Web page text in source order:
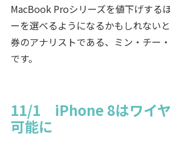
MacBook Proシリーズを値下げする
ーを選べるようになるかもしれない
券のアナリストである、ミン・チー
です。
11/1 iPhone 8はワイ
可能に